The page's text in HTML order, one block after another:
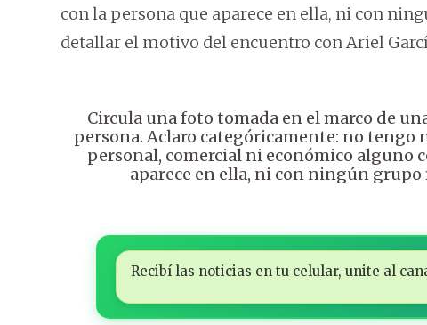
con la persona que aparece en ella, ni con
detallar el motivo del encuentro con Ariel
Circula una foto tomada en el marco de
persona. Aclaro categóricamente: no tengo
personal, comercial ni económico alguno
aparece en ella, ni con ningún grupo
Recibí las noticias en tu celular, unite al